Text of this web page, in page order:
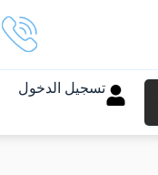
تسجيل الدخول